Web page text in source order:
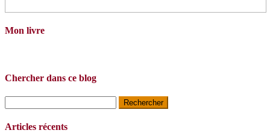
Mon livre
Chercher dans ce blog
Articles récents